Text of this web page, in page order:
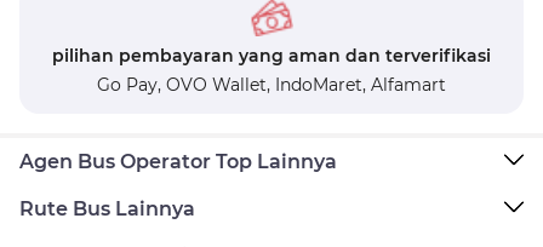
pilihan pembayaran yang aman dan terverifikasi
Go Pay, OVO Wallet, IndoMaret, Alfamart
Agen Bus Operator Top Lainnya
Rute Bus Lainnya